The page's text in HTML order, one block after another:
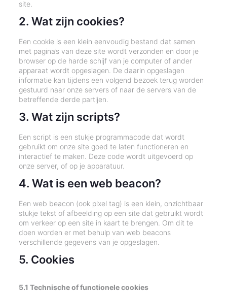
site.
2. Wat zijn cookies?
Een cookie is een klein eenvoudig bestand dat samen
met pagina’s van deze site wordt verzonden en door je
browser op de harde schijf van je computer of ander
apparaat wordt opgeslagen. De daarin opgeslagen
informatie kan tijdens een volgend bezoek terug worden
gestuurd naar onze servers of naar de servers van de
betreffende derde partijen.
3. Wat zijn scripts?
Een script is een stukje programmacode dat wordt
gebruikt om onze site goed te laten functioneren en
interactief te maken. Deze code wordt uitgevoerd op
onze server, of op je apparatuur.
4. Wat is een web beacon?
Een web beacon (ook pixel tag) is een klein, onzichtbaar
stukje tekst of afbeelding op een site dat gebruikt wordt
om verkeer op een site in kaart te brengen. Om dit te
doen worden er met behulp van web beacons
verschillende gegevens van je opgeslagen.
5. Cookies
5.1 Technische of functionele cookies